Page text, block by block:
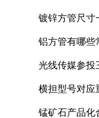
镀锌方管尺寸
铝方管有哪些
光线传媒参投
横担型号对应
锰矿石产品化